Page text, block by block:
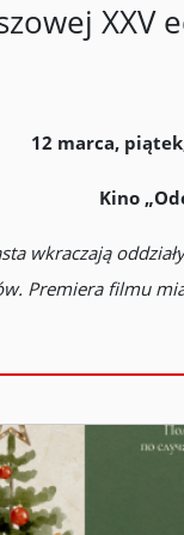
XXV
12 marca,
Kino
wkraczają
Premiera filmu